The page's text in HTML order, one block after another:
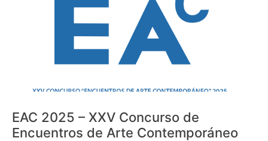
EAC 2025 – XXV Concurso de
Encuentros de Arte Contemporáneo